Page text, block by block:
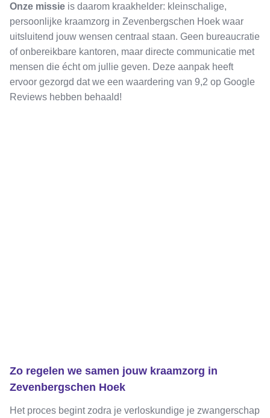
Onze missie is daarom kraakhelder: kleinschalige,
persoonlijke kraamzorg in Zevenbergschen Hoek waar
uitsluitend jouw wensen centraal staan. Geen bureaucratie
of onbereikbare kantoren, maar directe communicatie met
mensen die écht om jullie geven. Deze aanpak heeft
ervoor gezorgd dat we een waardering van 9,2 op Google
Reviews hebben behaald!
Zo regelen we samen jouw kraamzorg in
Zevenbergschen Hoek
Het proces begint zodra je verloskundige je zwangerschap